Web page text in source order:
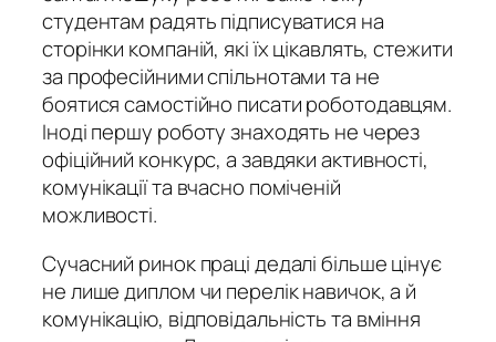
студентам радять підписуватися на
сторінки компаній, які їх цікавлять, стежити
за професійними спільнотами та не
боятися самостійно писати роботодавцям.
Іноді першу роботу знаходять не через
офіційний конкурс, а завдяки активності,
комунікації та вчасно поміченій
можливості.
Сучасний ринок праці дедалі більше цінує
не лише диплом чи перелік навичок, а й
комунікацію, відповідальність та вміння